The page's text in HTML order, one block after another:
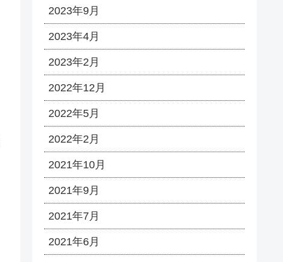
2023年9月
2023年4月
2023年2月
2022年12月
2022年5月
2022年2月
2021年10月
2021年9月
2021年7月
2021年6月